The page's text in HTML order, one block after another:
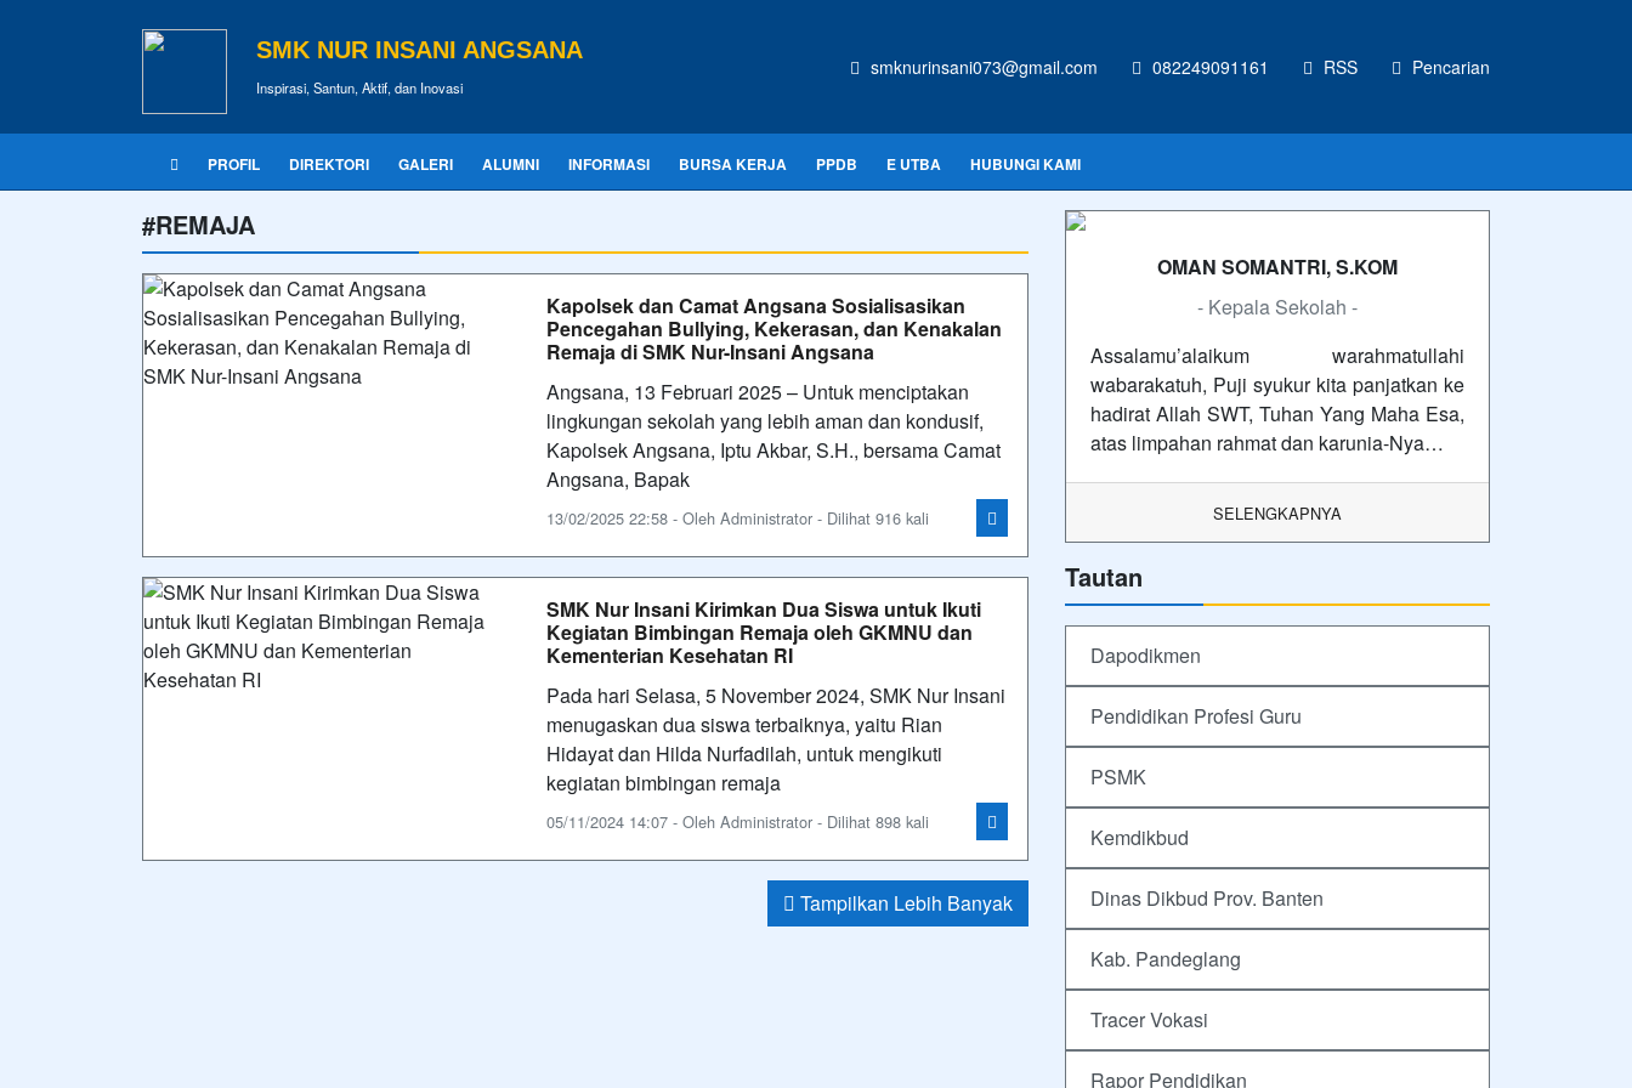
SMK NUR INSANI ANGSANA
Inspirasi, Santun, Aktif, dan Inovasi
smknurinsani073@gmail.com 082249091161 RSS Pencarian
PROFIL DIREKTORI GALERI ALUMNI INFORMASI BURSA KERJA PPDB E UTBA HUBUNGI KAMI
#REMAJA
Kapolsek dan Camat Angsana Sosialisasikan
Pencegahan Bullying, Kekerasan, dan Kenakalan
Remaja di SMK Nur-Insani Angsana
Angsana, 13 Februari 2025 – Untuk menciptakan
lingkungan sekolah yang lebih aman dan kondusif,
Kapolsek Angsana, Iptu Akbar, S.H., bersama Camat
Angsana, Bapak
13/02/2025 22:58 - Oleh Administrator - Dilihat 916 kali
SMK Nur Insani Kirimkan Dua Siswa untuk Ikuti
Kegiatan Bimbingan Remaja oleh GKMNU dan
Kementerian Kesehatan RI
Pada hari Selasa, 5 November 2024, SMK Nur Insani
menugaskan dua siswa terbaiknya, yaitu Rian
Hidayat dan Hilda Nurfadilah, untuk mengikuti
kegiatan bimbingan remaja
05/11/2024 14:07 - Oleh Administrator - Dilihat 898 kali
Tampilkan Lebih Banyak
OMAN SOMANTRI, S.KOM
- Kepala Sekolah -
Assalamu’alaikum warahmatullahi
wabarakatuh, Puji syukur kita panjatkan ke
hadirat Allah SWT, Tuhan Yang Maha Esa,
atas limpahan rahmat dan karunia-Nya…
SELENGKAPNYA
Tautan
Dapodikmen
Pendidikan Profesi Guru
PSMK
Kemdikbud
Dinas Dikbud Prov. Banten
Kab. Pandeglang
Tracer Vokasi
Rapor Pendidikan